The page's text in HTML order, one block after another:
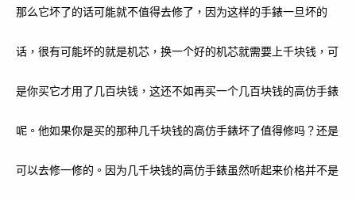
那么它坏了的话可能就不值得去修了，因为这样的手錶一旦坏的
话，很有可能坏的就是机芯，换一个好的机芯就需要上千块钱，可
是你买它才用了几百块钱，这还不如再买一个几百块钱的高仿手錶
呢。他如果你是买的那种几千块钱的高仿手錶坏了值得修吗？还是
可以去修一修的。因为几千块钱的高仿手錶虽然听起来价格并不是